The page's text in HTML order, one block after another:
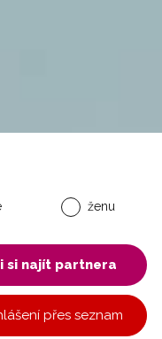
ženu
si najít partnera
přes seznam